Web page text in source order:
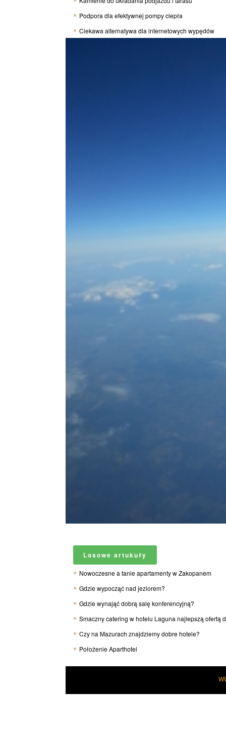
Podpora dla efektywnej pompy ciepła
Ciekawa alternatywa dla internetowych wypędów
Losowe artukuły
Nowoczesne a tanie apartamenty w Zakopanem
Gdzie wypocząć nad jeziorem?
Gdzie wynająć dobrą salę konferencyjną?
Smaczny catering w hotelu Laguna najlepszą ofertą
Czy na Mazurach znajdziemy dobre hotele?
Położenie Aparthotel